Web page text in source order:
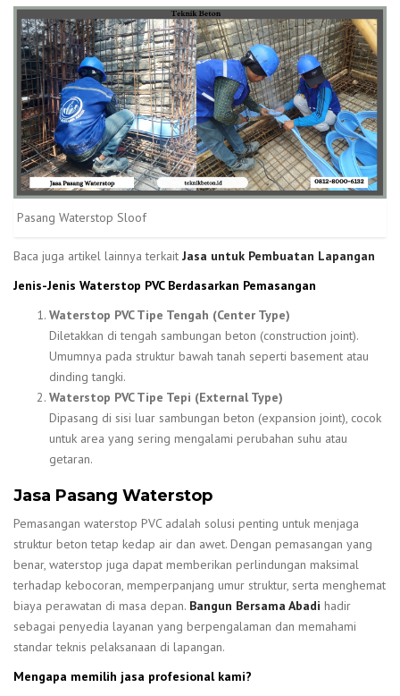
Pasang Waterstop Sloof
Baca juga artikel lainnya terkait Jasa untuk Pembuatan Lapangan
Jenis-Jenis Waterstop PVC Berdasarkan Pemasangan
Waterstop PVC Tipe Tengah (Center Type)
Diletakkan di tengah sambungan beton (construction joint).
Umumnya pada struktur bawah tanah seperti basement atau
dinding tangki.
Waterstop PVC Tipe Tepi (External Type)
Dipasang di sisi luar sambungan beton (expansion joint), cocok
untuk area yang sering mengalami perubahan suhu atau
getaran.
Jasa Pasang Waterstop
Pemasangan waterstop PVC adalah solusi penting untuk menjaga
struktur beton tetap kedap air dan awet. Dengan pemasangan yang
benar, waterstop juga dapat memberikan perlindungan maksimal
terhadap kebocoran, memperpanjang umur struktur, serta menghemat
biaya perawatan di masa depan. Bangun Bersama Abadi hadir
sebagai penyedia layanan yang berpengalaman dan memahami
standar teknis pelaksanaan di lapangan.
Mengapa memilih jasa profesional kami?